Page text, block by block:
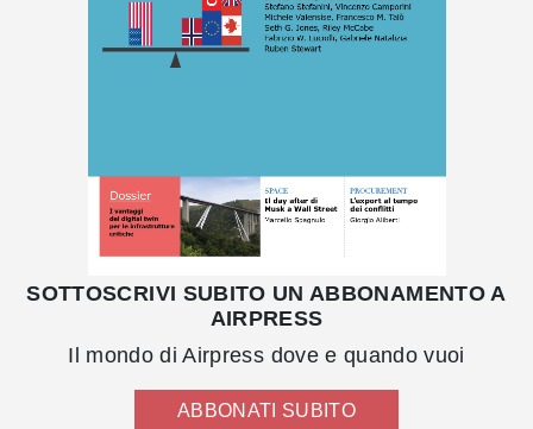
SOTTOSCRIVI SUBITO UN ABBONAMENTO A
AIRPRESS
Il mondo di Airpress dove e quando vuoi
ABBONATI SUBITO